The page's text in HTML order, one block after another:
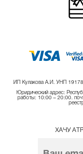
ИП Кулакова А.И. УНП
Юридический адрес:
работы: 10:00 – 20:00.
ХАЧУ